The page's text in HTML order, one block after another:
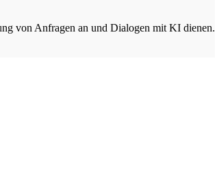
von Anfragen an und Dialogen mit KI dienen.